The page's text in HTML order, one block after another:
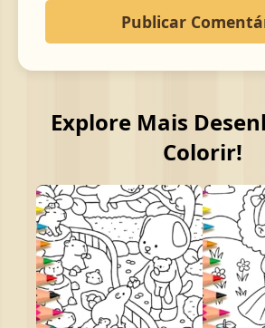
Explore Mais
Colorir!